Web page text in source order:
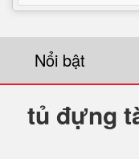
Nổi bật
tủ đựng